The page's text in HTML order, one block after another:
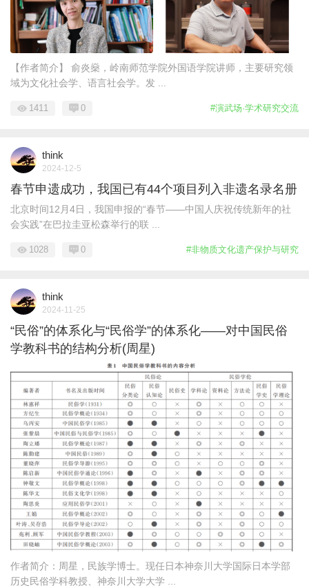
【作者简介】 俞炎燊，岭南师范学院外国语学院讲师，主要研究领
域为文化社会学、语言社会学。发 ...
#演武场·学术研究交流
1411 0
think
2024-12-5
春节申遗成功，我国已有44个项目列入非遗名录名册
北京时间12月4日，我国申报的“春节——中国人庆祝传统新年的社
会实践”在巴拉圭亚松森举行的联 ...
#非物质文化遗产保护与研究
1028 0
think
2024-11-25
“民俗”的体系化与“民俗学”的体系化——对中国民俗
学教科书的结构分析(周星)
作者简介：周星，民族学博士。现任日本神奈川大学国际日本学部
历史民俗学科教授、神奈川大学大学 ...